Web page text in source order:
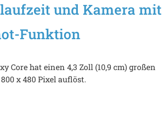
und Kamera mit
Funktion
Core hat einen 4,3 Zoll (10,9 cm) großen
x 480 Pixel auflöst.